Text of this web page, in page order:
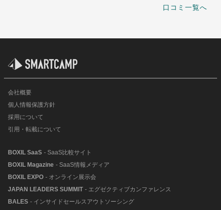
口コミ一覧へ
会社概要
個人情報保護方針
採用について
引用・転載について
BOXIL SaaS - SaaS比較サイト
BOXIL Magazine - SaaS情報メディア
BOXIL EXPO - オンライン展示会
JAPAN LEADERS SUMMIT - エグゼクティブカンファレンス
BALES - インサイドセールスアウトソーシング